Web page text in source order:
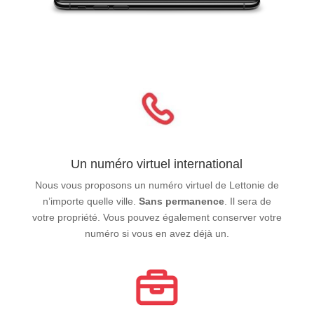
Un numéro virtuel international
Nous vous proposons un numéro virtuel de Lettonie de
n’importe quelle ville. Sans permanence. Il sera de
votre propriété. Vous pouvez également conserver votre
numéro si vous en avez déjà un.